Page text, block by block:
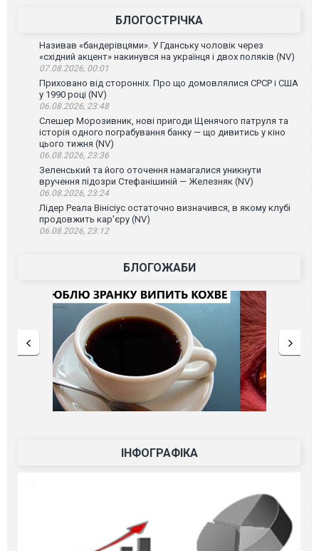
БЛОГОСТРІЧКА
Називав «бандерівцями». У Гданську чоловік через
«східний акцент» накинувся на українця і двох поляків (NV)
07.08.2026, 00:01
Приховано від сторонніх. Про що домовлялися СРСР і США
у 1990 році (NV)
06.08.2026, 23:48
Слешер Морозивник, нові пригоди Щенячого патруля та
історія одного пограбування банку — що дивитись у кіно
цього тижня (NV)
06.08.2026, 23:36
Зеленський та його оточення намагалися уникнути
вручення підозри Стефанішиній — Железняк (NV)
06.08.2026, 23:24
Лідер Реала Вінісіус остаточно визначився, в якому клубі
продовжить кар'єру (NV)
06.08.2026, 23:12
БЛОГОЖАБИ
ІНФОГРАФІКА